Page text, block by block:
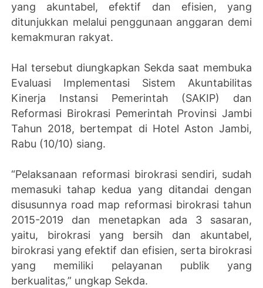
yang akuntabel, efektif dan efisien, yang
ditunjukkan melalui penggunaan anggaran demi
kemakmuran rakyat.
Hal tersebut diungkapkan Sekda saat membuka
Evaluasi Implementasi Sistem Akuntabilitas
Kinerja Instansi Pemerintah (SAKIP) dan
Reformasi Birokrasi Pemerintah Provinsi Jambi
Tahun 2018, bertempat di Hotel Aston Jambi,
Rabu (10/10) siang.
“Pelaksanaan reformasi birokrasi sendiri, sudah
memasuki tahap kedua yang ditandai dengan
disusunnya road map reformasi birokrasi tahun
2015-2019 dan menetapkan ada 3 sasaran,
yaitu, birokrasi yang bersih dan akuntabel,
birokrasi yang efektif dan efisien, serta birokrasi
yang memiliki pelayanan publik yang
berkualitas,” ungkap Sekda.